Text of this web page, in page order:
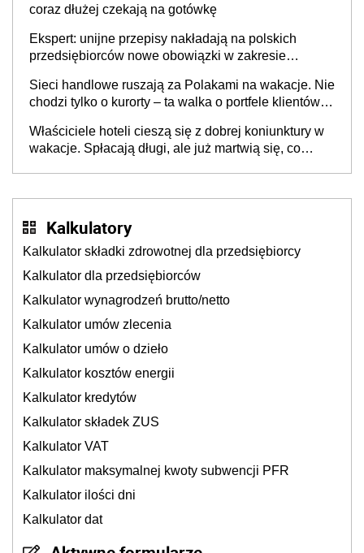
coraz dłużej czekają na gotówkę
Ekspert: unijne przepisy nakładają na polskich
przedsiębiorców nowe obowiązki w zakresie
Sieci handlowe ruszają za Polakami na wakacje. Nie
chodzi tylko o kurorty – ta walka o portfele klientów
cichu
Właściciele hoteli cieszą się z dobrej koniunktury w
wakacje. Spłacają długi, ale już martwią się, co
Kalkulatory
Kalkulator składki zdrowotnej dla przedsiębiorcy
Kalkulator dla przedsiębiorców
Kalkulator wynagrodzeń brutto/netto
Kalkulator umów zlecenia
Kalkulator umów o dzieło
Kalkulator kosztów energii
Kalkulator kredytów
Kalkulator składek ZUS
Kalkulator VAT
Kalkulator maksymalnej kwoty subwencji PFR
Kalkulator ilości dni
Kalkulator dat